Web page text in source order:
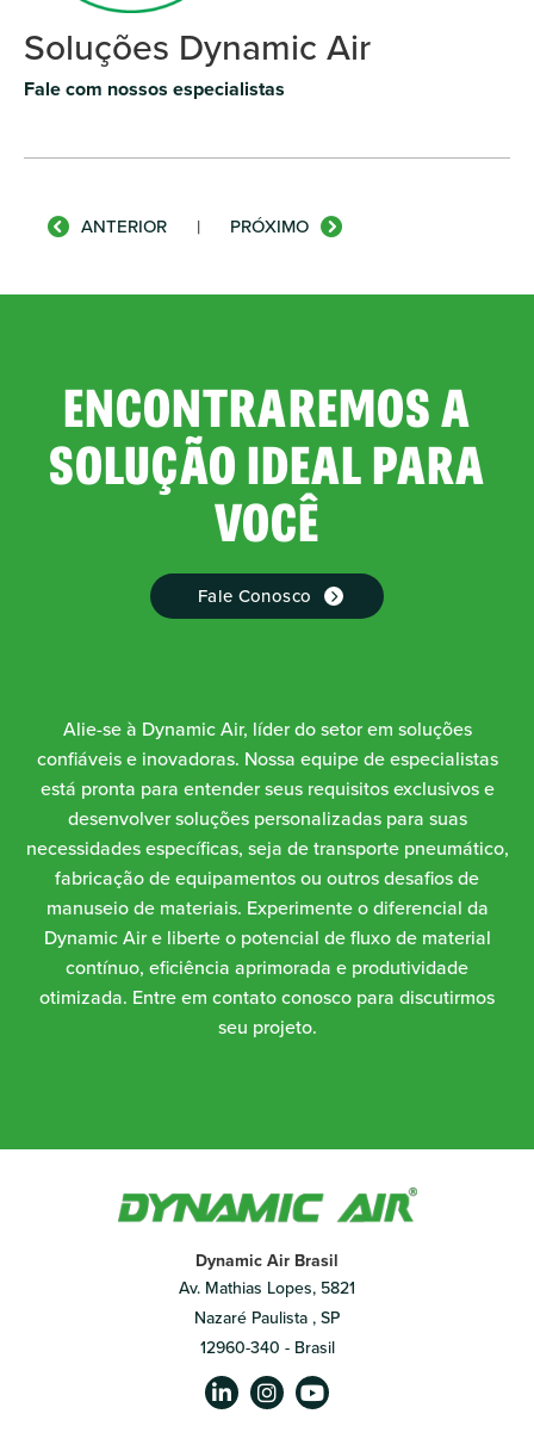
Soluções Dynamic Air
Fale com nossos especialistas
ANTERIOR | PRÓXIMO
ENCONTRAREMOS A
SOLUÇÃO IDEAL PARA
VOCÊ
Fale Conosco
Alie-se à Dynamic Air, líder do setor em soluções
confiáveis e inovadoras. Nossa equipe de especialistas
está pronta para entender seus requisitos exclusivos e
desenvolver soluções personalizadas para suas
necessidades específicas, seja de transporte pneumático,
fabricação de equipamentos ou outros desafios de
manuseio de materiais. Experimente o diferencial da
Dynamic Air e liberte o potencial de fluxo de material
contínuo, eficiência aprimorada e produtividade
otimizada. Entre em contato conosco para discutirmos
seu projeto.
Dynamic Air Brasil
Av. Mathias Lopes, 5821
Nazaré Paulista , SP
12960-340 - Brasil